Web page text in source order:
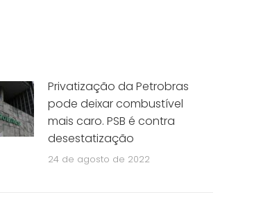
Privatização da Petrobras
pode deixar combustível
mais caro. PSB é contra
desestatização
24 de agosto de 2022